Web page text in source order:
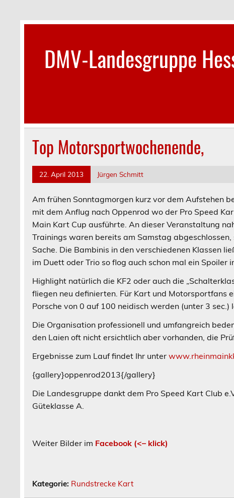
content
DMV-Landesgruppe
Top Motorsportwochenende,
22. April 2013 Jürgen Schmitt
Am frühen Sonntagmorgen kurz vor dem Aufstehen
mit dem Anflug nach Oppenrod wo der Pro Speed
Main Kart Cup ausführte. An dieser Veranstaltung
Trainings waren bereits am Samstag
Sache. Die Bambinis in den verschiedenen Klassen
im Duett oder Trio so flog auch schon mal ein Spoiler
Highlight natürlich die KF2 oder auch die
fliegen neu definierten. Für Kart und Motorsportfans
Porsche von 0 auf 100 neidisch werden (unter 3 sec.)
Die Organisation professionell und umfangreich
den Laien oft nicht ersichtlich aber vorhanden, die
Ergebnisse zum Lauf findet Ihr unter
{gallery}oppenrod2013{/gallery}
Die Landesgruppe dankt dem Pro Speed Kart Club
Güteklasse A.
Weiter Bilder im Facebook (<– klick)
Kategorie: Rundstrecke Kart